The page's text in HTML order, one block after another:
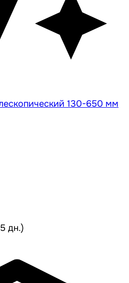
130-650 мм
дн.)